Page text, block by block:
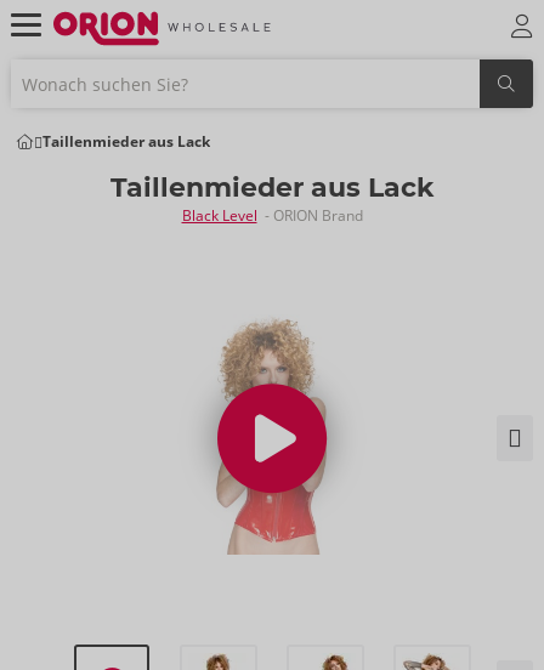
Taillenmieder aus Lack
Taillenmieder aus Lack
Black Level - ORION Brand